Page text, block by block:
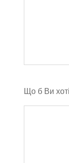
Що б Ви